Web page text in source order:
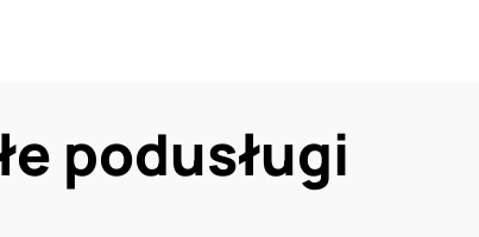
podusługi